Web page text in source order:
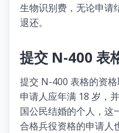
生物识别费，无论申请
退还。
提交 N-400 表
提交 N-400 表格的资
申请人应年满 18 岁，
国公民结婚的个人，这
合格兵役资格的申请人